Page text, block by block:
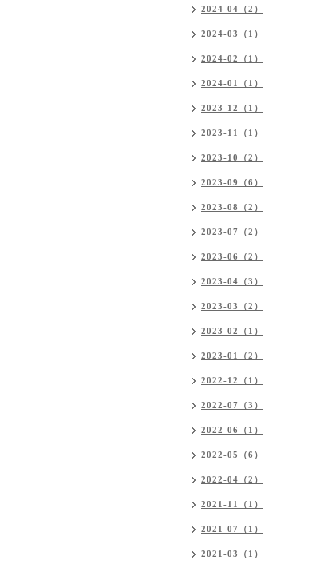
2024-04（2）
2024-03（1）
2024-02（1）
2024-01（1）
2023-12（1）
2023-11（1）
2023-10（2）
2023-09（6）
2023-08（2）
2023-07（2）
2023-06（2）
2023-04（3）
2023-03（2）
2023-02（1）
2023-01（2）
2022-12（1）
2022-07（3）
2022-06（1）
2022-05（6）
2022-04（2）
2021-11（1）
2021-07（1）
2021-03（1）